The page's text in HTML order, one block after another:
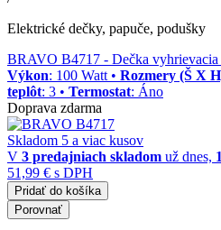
Elektrické dečky, papuče, podušky
BRAVO B4717 - Dečka
Výkon: 100 Watt • Rozmery (Š X
teplôt: 3 • Termostat: Áno
Doprava zdarma
Skladom 5 a viac kusov
V 3 predajniach skladom už dnes,
51,99 € s DPH
Pridať do košíka
Porovnať